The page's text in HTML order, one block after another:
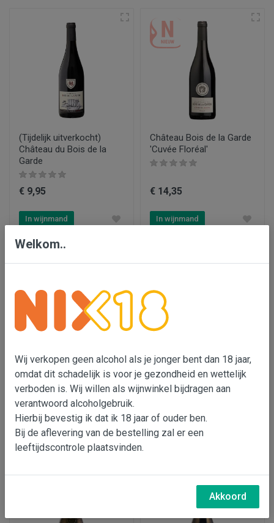
(Tijdelijk uitverkocht)
Château du Bois de la
Garde
€ 9,95
In wijnmand
Château Bois de la Garde
'Cuvée Floréal'
€ 14,35
In wijnmand
Fino Roco olijfolie (tijdelijk
uitverkocht)
€ 24,95
In wijnmand
Château Jas de Bressy
rouge
€ 33,95
Welkom..
Wij verkopen geen alcohol als je jonger bent dan 18 jaar,
omdat dit schadelijk is voor je gezondheid en wettelijk
verboden is. Wij willen als wijnwinkel bijdragen aan
verantwoord alcoholgebruik.
Hierbij bevestig ik dat ik 18 jaar of ouder ben.
Bij de aflevering van de bestelling zal er een
leeftijdscontrole plaatsvinden.
Akkoord